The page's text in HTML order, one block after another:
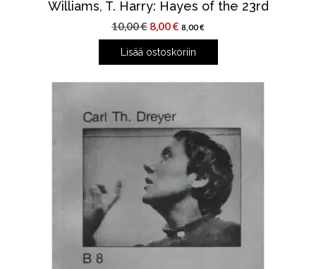
Williams, T. Harry: Hayes of the 23rd
10,00€ Alkuperäinen
hinta
oli:
8,00€ Nykyinen
hinta
on:
8,00€
Lisää ostoskoriin